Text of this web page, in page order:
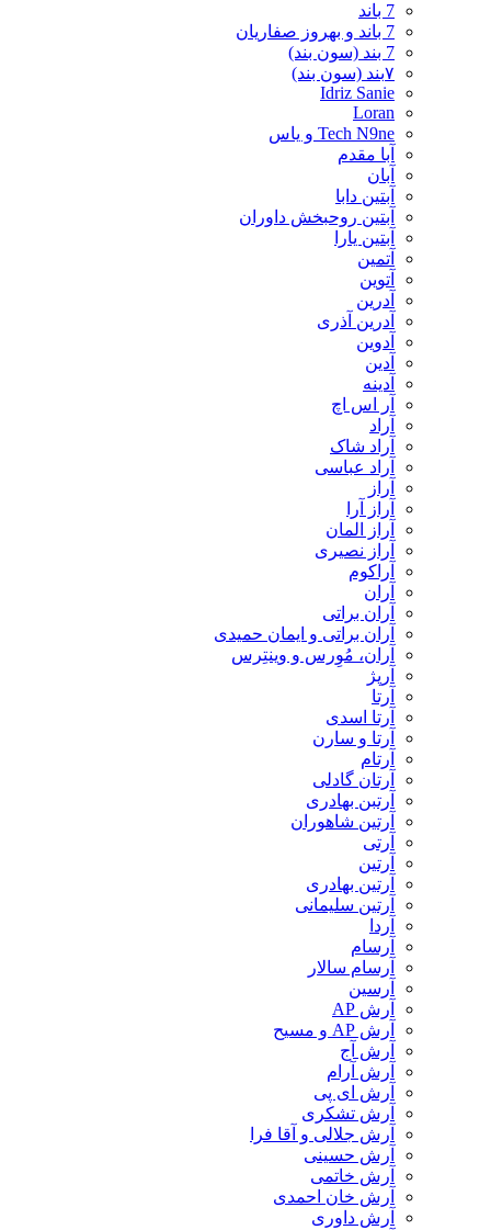
7 باند
7 باند و بهروز صفاریان
7 بند (سون بند)
۷بند (سون بند)
Idriz Sanie
Loran
Tech N9ne و یاس
آبا مقدم
آبان
آبتین دابا
آبتین روحبخش داوران
آبتین یارا
آتمین
آتوین
آدرین
آدرین آذری
آدوین
آدین
آدینه
آر اس اچ
آراد
آراد شاک
آراد عباسی
آراز
آراز آرا
آراز المان
آراز نصیری
آراکوم
آران
آران براتی
آران براتی و ایمان حمیدی
آران، مُوِرس و وینتِرس
آرپژ
آرتا
آرتا اسدی
آرتا و سارن
آرتام
آرتان گادلی
آرتبن بهادری
آرتين شاهوران
آرتی
آرتین
آرتین بهادری
آرتین سلیمانی
آردا
آرسام
آرسام سالار
آرسین
آرش AP
آرش AP و مسیح
آرش آج
آرش آرام
آرش ای پی
آرش تشکری
آرش جلالی و آقا فرا
آرش حسینی
آرش خاتمی
آرش خان احمدی
آرش داوری